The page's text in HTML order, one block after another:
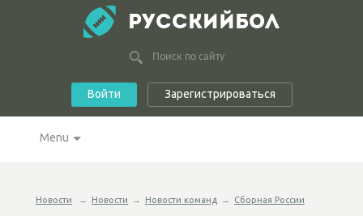
РУССКИЙБОЛ
Войти Зарегистрироваться
Menu
Новости → Новости → Новости команд → Сборная России